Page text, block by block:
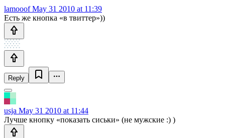
lamooofMay 31 2010 at 11:39
Есть же кнопка «в твиттер»))
Reply
usja May 31 2010 at 11:44
Лучше кнопку «показать сиськи» (не мужские :) )